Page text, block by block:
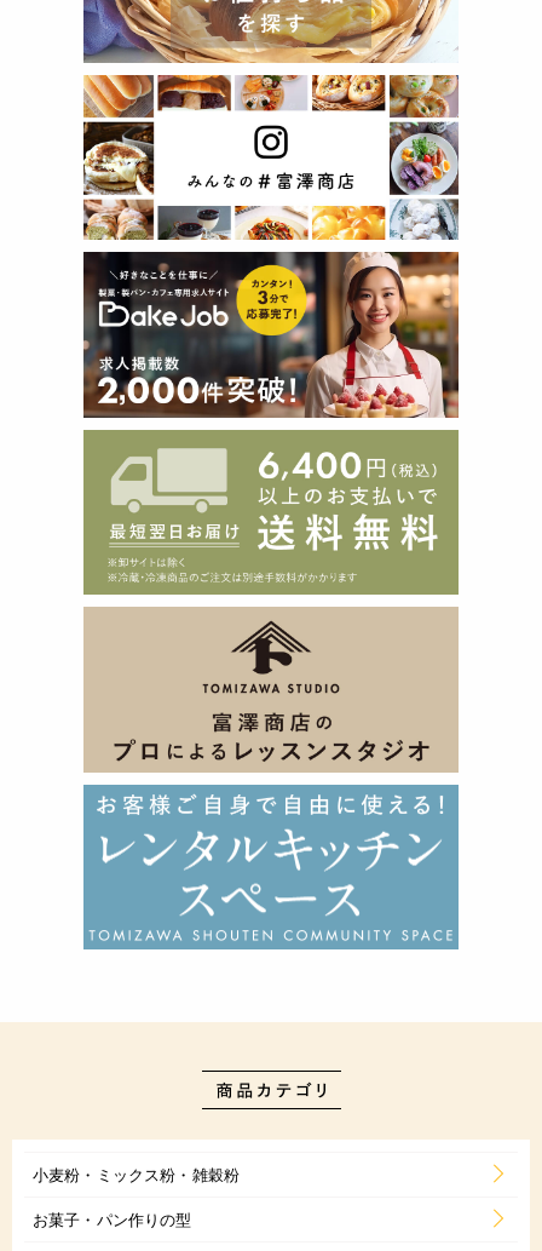
小麦粉・ミックス粉・雑穀粉
お菓子・パン作りの型